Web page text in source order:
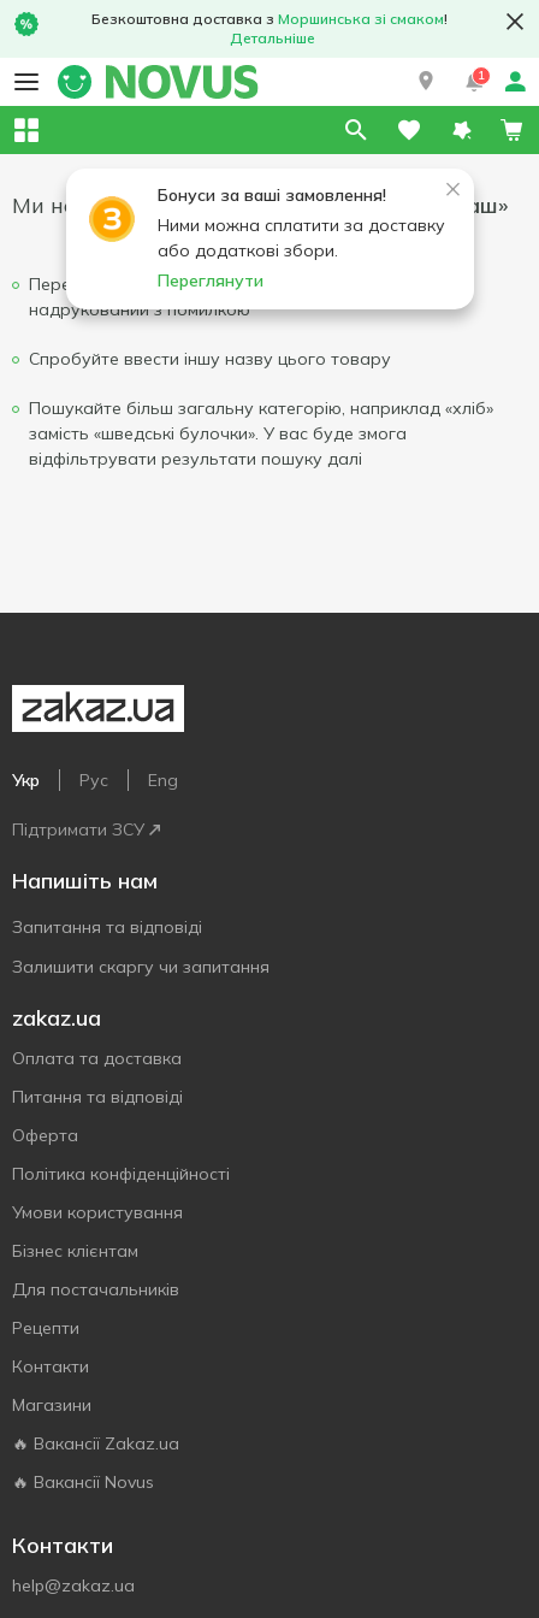
Безкоштовна доставка з Моршинська зі смаком!
Детальніше
1
Бонуси за ваші замовлення!
Ними можна сплатити за доставку
або додаткові збори.
Переглянути
Ми не змогли знайти результати для «лаваш»
Перевірте написання вашого запиту, можливо він
надрукований з помилкою
Спробуйте ввести іншу назву цього товару
Пошукайте більш загальну категорію, наприклад «хліб»
замість «шведські булочки». У вас буде змога
відфільтрувати результати пошуку далі
Укр Рус Eng
Підтримати ЗСУ
Напишіть нам
Запитання та відповіді
Залишити скаргу чи запитання
zakaz.ua
Оплата та доставка
Питання та відповіді
Оферта
Політика конфіденційності
Умови користування
Бізнес клієнтам
Для постачальників
Рецепти
Контакти
Магазини
🔥 Вакансії Zakaz.ua
🔥 Вакансії Novus
Контакти
help@zakaz.ua